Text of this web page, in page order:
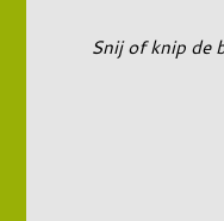
Snij of knip de